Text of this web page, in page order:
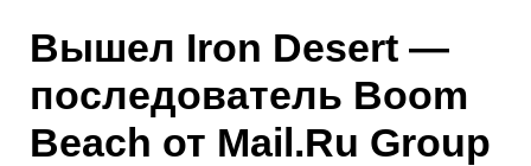
Вышел Iron Desert —
последователь Boom
Beach от Mail.Ru Group